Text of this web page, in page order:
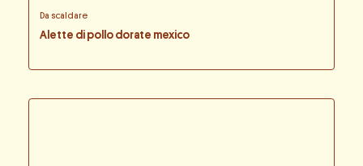
Da scaldare
Alette di pollo dorate mexico